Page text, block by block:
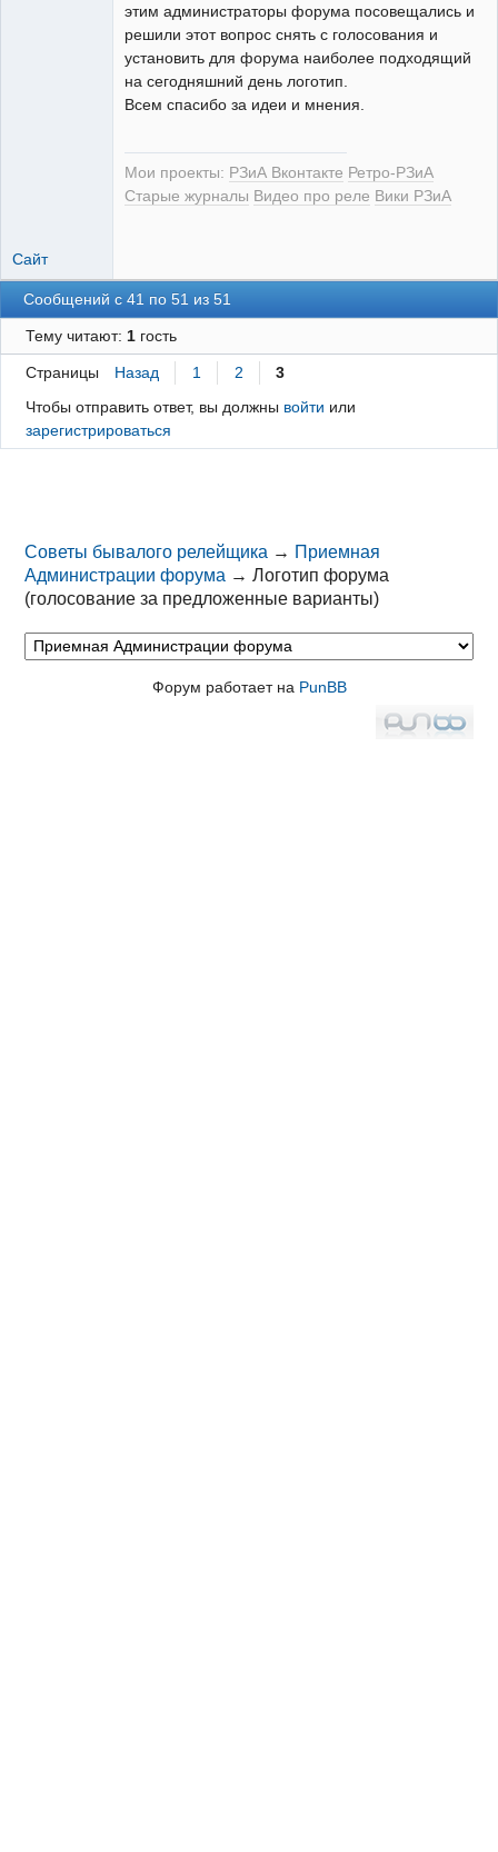
этим администраторы форума посовещались и
решили этот вопрос снять с голосования и
установить для форума наиболее подходящий
на сегодняшний день логотип.
Всем спасибо за идеи и мнения.
Мои проекты: РЗиА Вконтакте Ретро-РЗиА
Старые журналы Видео про реле Вики РЗиА
Сайт
Сообщений с 41 по 51 из 51
Тему читают: 1гость
Страницы Назад 1 2
3
Чтобы отправить ответ, вы должны войти или
зарегистрироваться
Советы бывалого релейщика → Приемная
Администрации форума →Логотип форума
(голосование за предложенные варианты)
Форум работает на PunBB